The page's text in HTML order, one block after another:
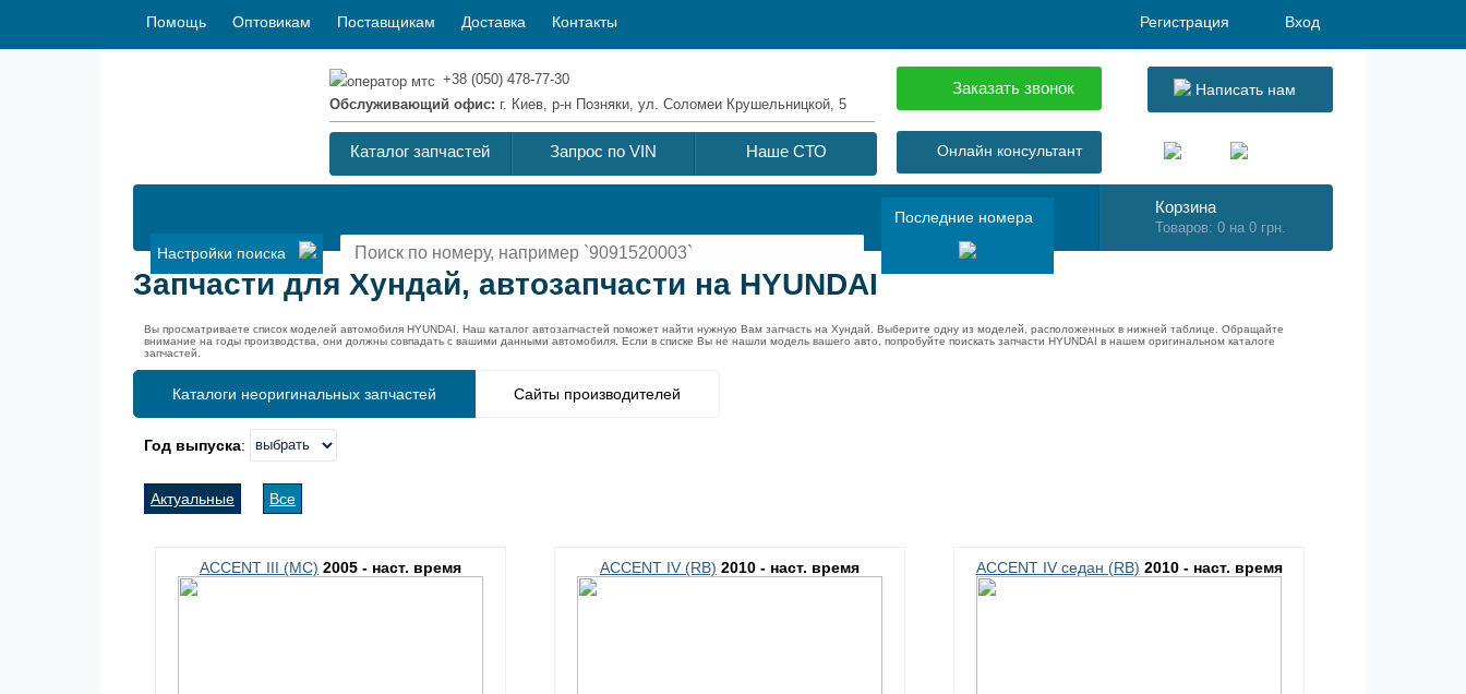
Помощь Оптовикам Поставщикам Доставка Контакты Регистрация Вход
+38 (050) 478-77-30
Обслуживающий офис: г. Киев, р-н Позняки, ул. Соломеи Крушельницкой, 5
Каталог запчастей Запрос по VIN Наше СТО
Написать нам
Заказать звонок
Онлайн консультант
Настройки поиска
Последние номера
Корзина
Товаров: 0 на 0 грн.
Запчасти для Хундай, автозапчасти на HYUNDAI
Вы просматриваете список моделей автомобиля HYUNDAI. Наш каталог автозапчастей поможет найти нужную Вам запчасть на Хундай. Выберите одну из моделей, расположенных в нижней таблице. Обращайте
внимание на годы производства, они должны совпадать с вашими данными автомобиля. Если в списке Вы не нашли модель вашего авто, попробуйте поискать запчасти HYUNDAI в нашем оригинальном каталоге
запчастей.
Каталоги неоригинальных запчастей Сайты производителей
Год выпуска:
Актуальные Все
ACCENT III (MC) 2005 - наст. время ACCENT IV (RB) 2010 - наст. время ACCENT IV седан (RB) 2010 - наст. время